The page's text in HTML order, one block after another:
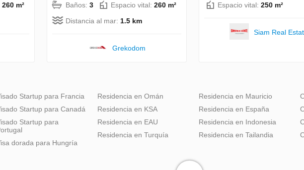
260 m²
Baños: 3 Espacio vital: 260 m²
Distancia al mar: 1.5 km
Grekodom
Espacio vital: 250 m²
Siam Real
Startup para Francia
Startup para Canadá
Startup para
dorada para Hungría
Residencia en Omán
Residencia en KSA
Residencia en EAU
Residencia en Turquía
Residencia en Mauricio
Residencia en España
Residencia en Indonesia
Residencia en Tailandia